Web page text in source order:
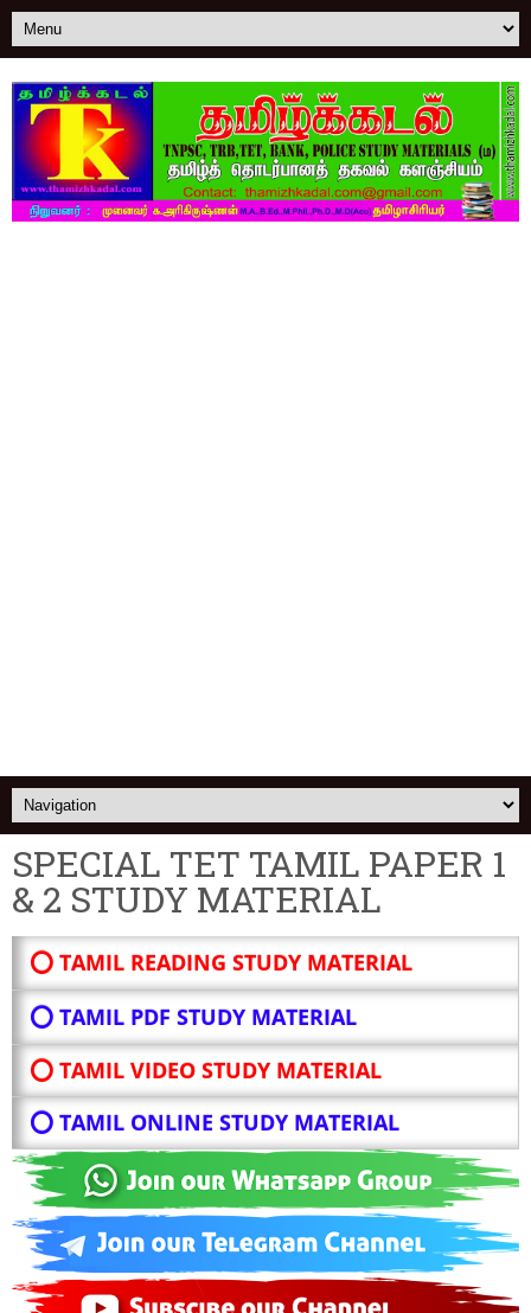
SPECIAL TET TAMIL PAPER 1
& 2 STUDY MATERIAL
⭕ TAMIL READING STUDY MATERIAL
⭕ TAMIL PDF STUDY MATERIAL
⭕ TAMIL VIDEO STUDY MATERIAL
⭕ TAMIL ONLINE STUDY MATERIAL